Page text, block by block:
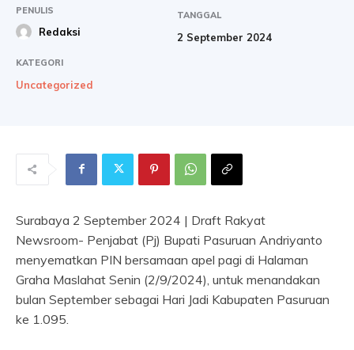
PENULIS
Redaksi
TANGGAL
2 September 2024
KATEGORI
Uncategorized
Surabaya 2 September 2024 | Draft Rakyat
Newsroom- Penjabat (Pj) Bupati Pasuruan Andriyanto
menyematkan PIN bersamaan apel pagi di Halaman
Graha Maslahat Senin (2/9/2024), untuk menandakan
bulan September sebagai Hari Jadi Kabupaten Pasuruan
ke 1.095.